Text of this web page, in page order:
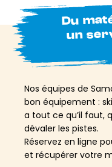
Du
un
Nos équipes de
bon équipement :
a tout ce qu’il faut,
dévaler les pistes.
Réservez en ligne
et récupérer votre